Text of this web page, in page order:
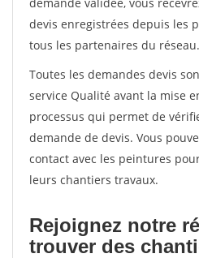
devis enregistrées depuis les
tous les partenaires du réseau.
Toutes les demandes devis
service Qualité avant la mise
processus qui permet de
demande de devis. Vous
contact avec les peintures
leurs chantiers travaux.
Rejoignez notre
trouver des